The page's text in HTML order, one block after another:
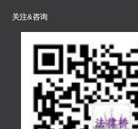
关注&咨询